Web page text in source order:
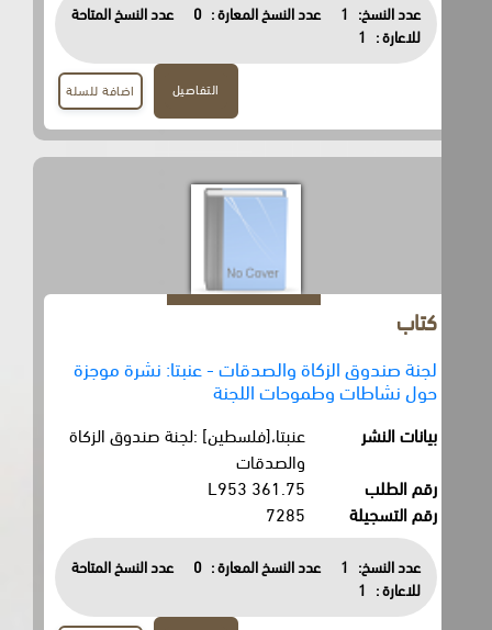
عدد النسخ: 1 عدد النسخ المعارة : 0
عدد النسخ المتاحة
للاعارة :
1
اضافة للسلة
لجنة صندوق الزكاة والصدقات - عنبتا: نشرة موجزة
حول نشاطات وطموحات اللجنة
بيانات النشر
عنبتا،[فلسطين] :لجنة صندوق الزكاة
والصدقات
رقم الطلب
361.75 L953
رقم التسجيلة
7285
عدد النسخ: 1 عدد النسخ المعارة : 0
عدد النسخ المتاحة
للاعارة :
1